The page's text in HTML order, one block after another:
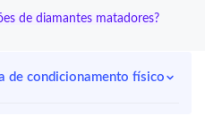
de diamantes matadores?
de condicionamento físico